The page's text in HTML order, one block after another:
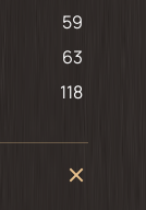
59
63
118